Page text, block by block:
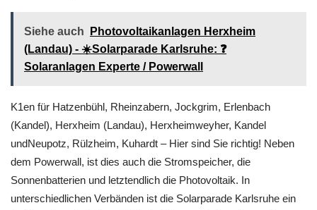
Siehe auch
Photovoltaikanlagen Herxheim
(Landau) - ☀️Solarparade Karlsruhe: ❓️
Solaranlagen Experte / Powerwall
K1en für Hatzenbühl, Rheinzabern, Jockgrim, Erlenbach
(Kandel), Herxheim (Landau), Herxheimweyher, Kandel
undNeupotz, Rülzheim, Kuhardt – Hier sind Sie richtig! Neben
dem Powerwall, ist dies auch die Stromspeicher, die
Sonnenbatterien und letztendlich die Photovoltaik. In
unterschiedlichen Verbänden ist die Solarparade Karlsruhe ein